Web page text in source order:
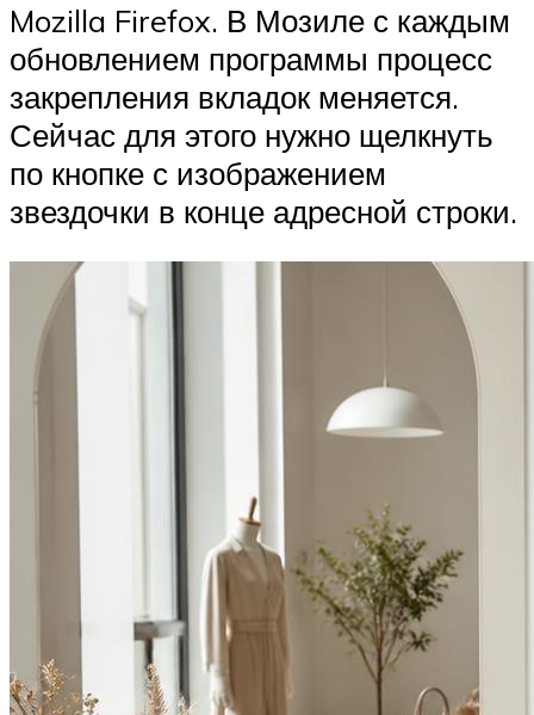
Mozilla Firefox. В Мозиле с каждым
обновлением программы процесс
закрепления вкладок меняется.
Сейчас для этого нужно щелкнуть
по кнопке с изображением
звездочки в конце адресной строки.